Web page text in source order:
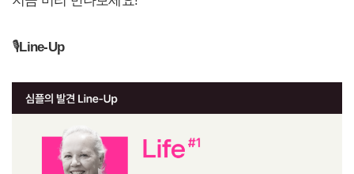
🎙️Line-Up